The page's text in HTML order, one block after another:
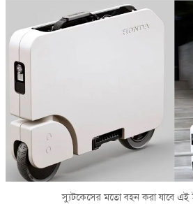
স্যুটকেসের মতো বহন করা যাবে এই